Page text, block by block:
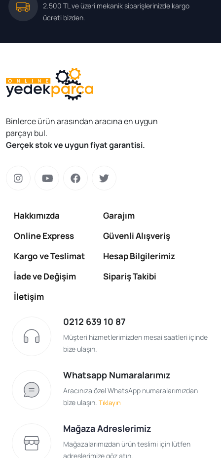
2.500 TL ve üzeri mekanik siparişlerinizde kargo
ücreti bizden.
Binlerce ürün arasından aracına en uygun
parçayı bul.
Gerçek stok ve uygun fiyat garantisi.
Hakkımızda
Garajım
Online Express
Güvenli Alışveriş
Kargo ve Teslimat
Hesap Bilgilerimiz
İade ve Değişim
Sipariş Takibi
İletişim
0212 639 10 87
Müşteri hizmetlerimizden mesai saatleri içinde
bize ulaşın.
Whatsapp Numaralarımız
Aracınıza özel WhatsApp numaralarımızdan
bize ulaşın. Tıklayın
Mağaza Adreslerimiz
Mağazalarımızdan ürün teslimi için lütfen
adreslerimize göz atın.